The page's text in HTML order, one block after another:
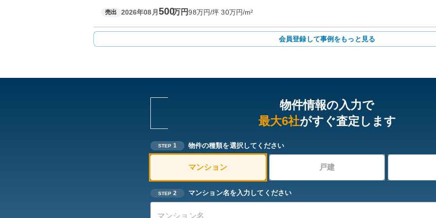
売出 2026年08月 500万円98万円/坪 30万円/m²
会員登録して事例をもっと見る
物件情報の入力で
最大6社がすぐ査定します
STEP 1 物件の種類を選択してください
マンション 戸建
STEP 2 マンション名を入力してください